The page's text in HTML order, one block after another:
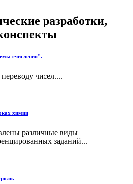
разработки,
счисления".
чисел....
химии
различные виды
заданий...